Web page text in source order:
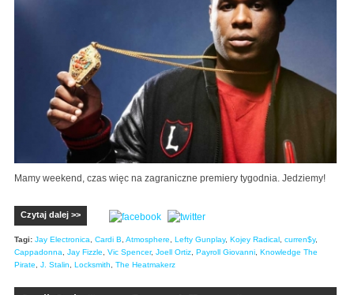
Mamy weekend, czas więc na zagraniczne premiery tygodnia. Jedziemy!
Czytaj dalej >>
Tagi: Jay Electronica Cardi B Atmosphere Lefty Gunplay, Kojey Radical curren$y,
Cappadonna
Jay Fizzle Vic Spencer, Joell Ortiz Payroll Giovanni Knowledge The
Pirate
J. Stalin Locksmith The Heatmakerz